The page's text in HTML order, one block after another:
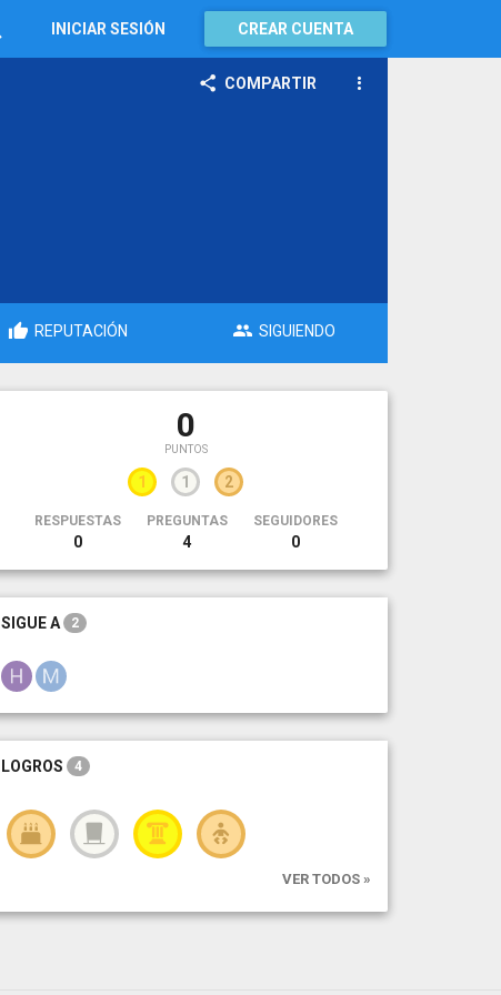
INICIAR SESIÓN CREAR CUENTA
COMPARTIR
REPUTACIÓN SIGUIENDO
0
PUNTOS
1 1 2
RESPUESTAS
0
PREGUNTAS
4
SEGUIDORES
0
SIGUE A 2
LOGROS 4
VER TODOS »